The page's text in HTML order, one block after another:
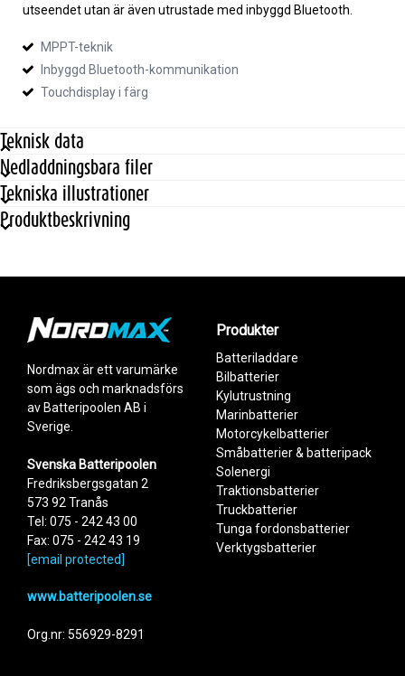
utseendet utan är även utrustade med inbyggd Bluetooth.
MPPT-teknik
Inbyggd Bluetooth-kommunikation
Touchdisplay i färg
Teknisk data
3152_Battery voltage (V)
Batterispänning
Ström max
Max paneleffekt, 24 V batteri
520 W
Nedladdningsbara filer
Tekniska illustrationer
Produktbeskrivning
NMSC20
Nordmax MPPT-regulator: 20 A
Nordmax MPPT-regulator: 40 A
Add to existing cart row Add as new cart row
Nordmax är ett varumärke
som ägs och marknadsförs
av Batteripoolen AB i
Sverige.
Svenska Batteripoolen
Fredriksbergsgatan 2
573 92 Tranås
Tel: 075 - 242 43 00
Fax: 075 - 242 43 19
[email protected]
www.batteripoolen.se
Org.nr: 556929-8291
Produkter
Batteriladdare
Bilbatterier
Kylutrustning
Marinbatterier
Motorcykelbatterier
Småbatterier & batteripack
Solenergi
Traktionsbatterier
Truckbatterier
Tunga fordonsbatterier
Verktygsbatterier